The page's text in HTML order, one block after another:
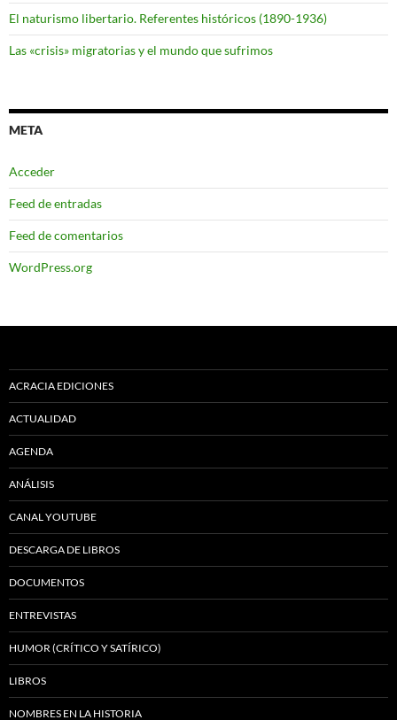
El naturismo libertario. Referentes históricos (1890-1936)
Las «crisis» migratorias y el mundo que sufrimos
META
Acceder
Feed de entradas
Feed de comentarios
WordPress.org
ACRACIA EDICIONES
ACTUALIDAD
AGENDA
ANÁLISIS
CANAL YOUTUBE
DESCARGA DE LIBROS
DOCUMENTOS
ENTREVISTAS
HUMOR (CRÍTICO Y SATÍRICO)
LIBROS
NOMBRES EN LA HISTORIA